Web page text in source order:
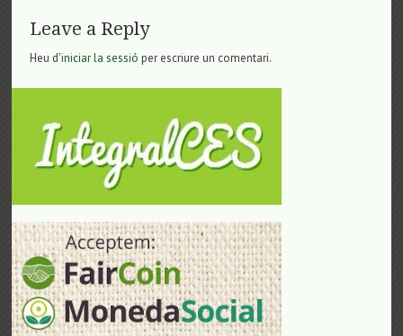
Leave a Reply
Heu d'iniciar la sessió per escriure un comentari.